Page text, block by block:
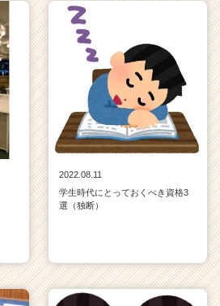
2022.08.11
学生時代にとっておくべき資格3
選（独断）